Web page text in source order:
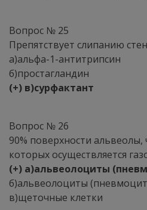
Вопрос № 25
Препятствует слипанию
а)альфа-1-антитрипсин
б)простагландин
(+) в)сурфактант
Вопрос № 26
90% поверхности
которых осуществляется
(+) а)альвеолоциты
б)альвеолоциты
в)щеточные клетки